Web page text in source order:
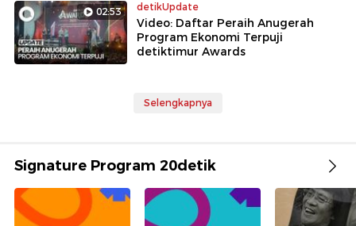
02:53 detikUpdate
Video: Daftar Peraih Anugerah
Program Ekonomi Terpuji
detiktimur Awards
Selengkapnya
Signature Program 20detik